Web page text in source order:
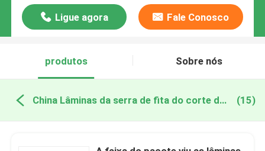
Ligue agora Fale Conosco
produtos Sobre nós
China Lâminas da serra de fita do corte do metal (15)